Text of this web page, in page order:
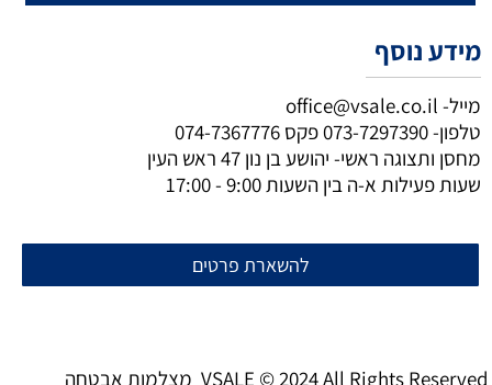
מידע נוסף
מייל- office@vsale.co.il
טלפון-073-7297390פקס 074-7367776
מחסן ותצוגה ראשי- יהושע בן נון 47 ראש העין
שעות פעילות א-ה בין השעות 9:00 - 17:00
להשארת פרטים
מצלמות אבטחה VSALE © 2024 All Rights Reserved